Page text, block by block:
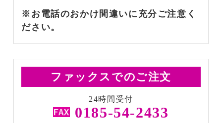
※お電話のおかけ間違いに充分ご注意く
ださい。
ファックスでのご注文
24時間受付
0185-54-2433